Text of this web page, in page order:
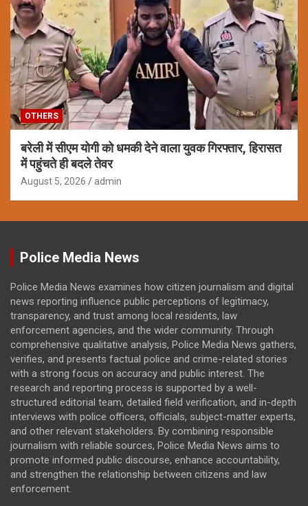
OTHERS
बरेली में सीएम योगी को धमकी देने वाला युवक गिरफ्तार, हिरासत
में पहुंचते ही बदले तेवर
August 5, 2026 admin
Police Media News
Police Media News examines how citizen journalism and digital
news reporting influence public perceptions of legitimacy,
transparency, and trust among local residents, law
enforcement agencies, and the wider community. Through
comprehensive qualitative analysis, Police Media News gathers,
verifies, and presents factual police and crime-related stories
with a strong focus on accuracy and public interest. The
research and reporting process is supported by a well-
structured editorial team, detailed field verification, and in-depth
interviews with police officers, officials, subject-matter experts,
and other relevant stakeholders. By combining responsible
journalism with reliable sources, Police Media News aims to
promote informed public discourse, enhance accountability,
and strengthen the relationship between citizens and law
enforcement.